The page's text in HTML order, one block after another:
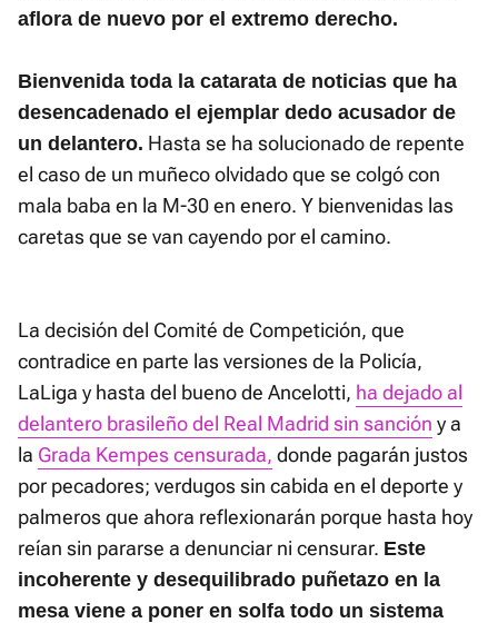
aflora de nuevo por el extremo derecho.
Bienvenida toda la catarata de noticias que ha
desencadenado el ejemplar dedo acusador de
un delantero. Hasta se ha solucionado de repente
el caso de un muñeco olvidado que se colgó con
mala baba en la M-30 en enero. Y bienvenidas las
caretas que se van cayendo por el camino.
La decisión del Comité de Competición, que
contradice en parte las versiones de la Policía,
LaLiga y hasta del bueno de Ancelotti, ha dejado al
delantero brasileño del Real Madrid sin sanción y a
la Grada Kempes censurada, donde pagarán justos
por pecadores; verdugos sin cabida en el deporte y
palmeros que ahora reflexionarán porque hasta hoy
reían sin pararse a denunciar ni censurar. Este
incoherente y desequilibrado puñetazo en la
mesa viene a poner en solfa todo un sistema